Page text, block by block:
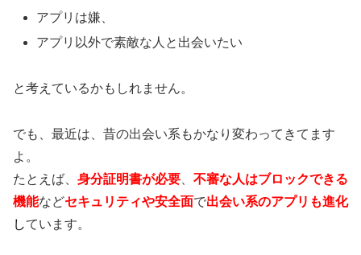
アプリは嫌、
アプリ以外で素敵な人と出会いたい
と考えているかもしれません。
でも、最近は、昔の出会い系もかなり変わってきてます
よ。
たとえば、 身分証明書が必要
不審な人はブロックできる
機能などセキュリティや安全面で出会い系のアプリも進化
しています。